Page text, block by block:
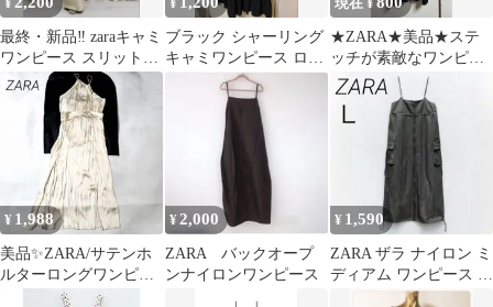
¥
最終・新品‼️ zaraキャミ
ワンピース スリット入
り
¥
ブラック シャーリング
キャミワンピース ロン
現在 ¥
★ZARA★美品★ステ
ッチが素敵なワンピー
ス★
¥ 1,988
美品✨ZARA/サテンホ
ルターロングワンピー
ス/ビーズ/スリット/エ
¥2,000
ZARA バックオープ
ンナイロンワンピース
¥ 1,590
ZARA ザラ ナイロン ミ
ディアム ワンピース カ
ーゴ グレー プラスサイ